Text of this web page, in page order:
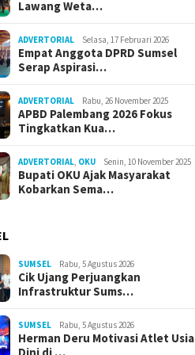
Lawang Weta…
ADVERTORIAL Selasa, 17 Februari 2026
Empat Anggota DPRD Sumsel
Serap Aspirasi…
ADVERTORIAL Rabu, 26 November 2025
APBD Palembang 2026 Fokus
Tingkatkan Kua…
ADVERTORIAL OKU Senin, 10 November 2025
Bupati OKU Ajak Masyarakat
Kobarkan Sema…
SUMSEL Rabu, 5 Agustus 2026
Cik Ujang Perjuangkan
Infrastruktur Sums…
SUMSEL Rabu, 5 Agustus 2026
Herman Deru Motivasi Atlet Usia